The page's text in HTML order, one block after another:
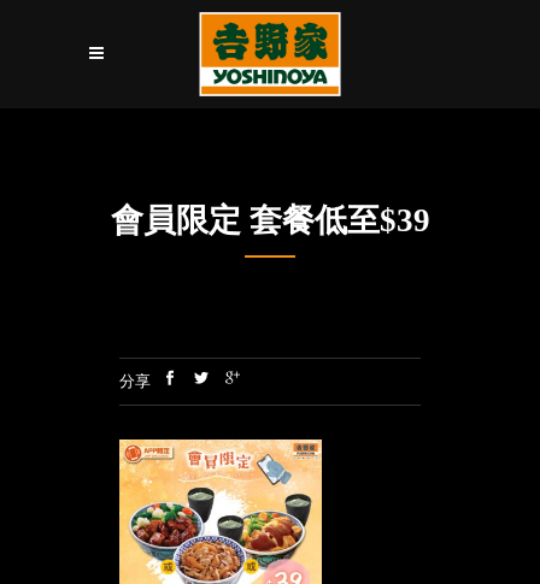
會員限定 套餐低至$39
分享